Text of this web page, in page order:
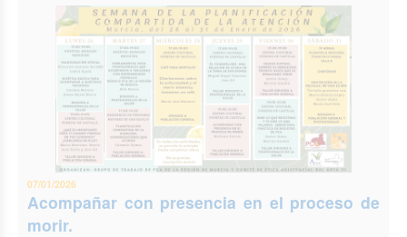
07/01/2026
Acompañar con presencia en el proceso de
morir.